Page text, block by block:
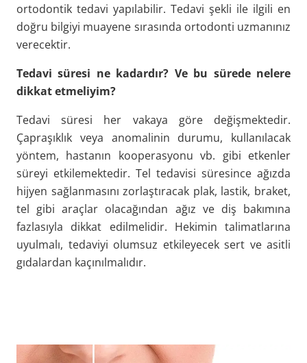
ortodontik tedavi yapılabilir. Tedavi şekli ile ilgili en
doğru bilgiyi muayene sırasında ortodonti uzmanınız
verecektir.
Tedavi süresi ne kadardır? Ve bu sürede nelere
dikkat etmeliyim?
Tedavi süresi her vakaya göre değişmektedir.
Çapraşıklık veya anomalinin durumu, kullanılacak
yöntem, hastanın kooperasyonu vb. gibi etkenler
süreyi etkilemektedir. Tel tedavisi süresince ağızda
hijyen sağlanmasını zorlaştıracak plak, lastik, braket,
tel gibi araçlar olacağından ağız ve diş bakımına
fazlasıyla dikkat edilmelidir. Hekimin talimatlarına
uyulmalı, tedaviyi olumsuz etkileyecek sert ve asitli
gıdalardan kaçınılmalıdır.